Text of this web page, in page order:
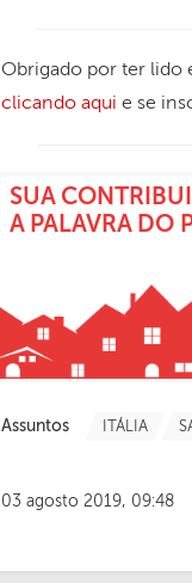
Obrigado por ter lido
clicando aqui e se
SUA
A PALAVRA DO
Assuntos ITÁLIA
03 agosto 2019, 09:48